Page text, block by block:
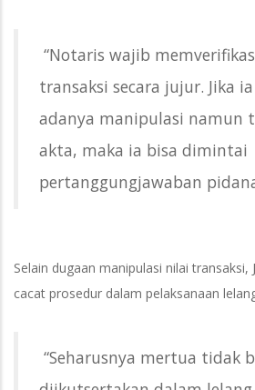
“Notaris wajib
transaksi secara jujur. Jika
adanya manipulasi namun
akta, maka ia bisa dimintai
pertanggungjawaban
Selain dugaan manipulasi nilai
cacat prosedur dalam pelaksanaan
“Seharusnya mertua tidak